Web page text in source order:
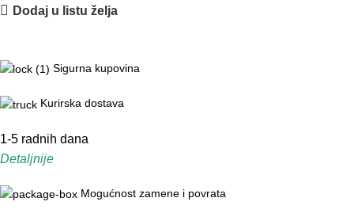
Dodaj u listu želja
Sigurna kupovina
Kurirska dostava
1-5 radnih dana
Detaljnije
Mogućnost zamene i povrata